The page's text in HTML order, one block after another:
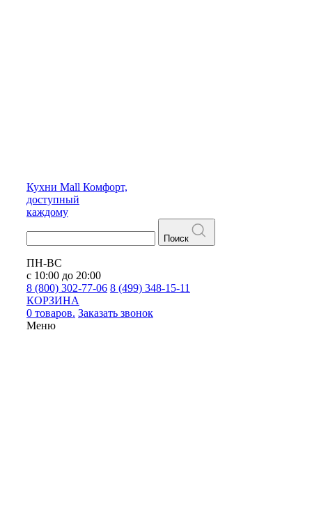
Кухни Mall Комфорт,
доступный
каждому
Поиск
ПН-ВС
с 10:00 до 20:00
8 (800) 302-77-06 8 (499) 348-15-11
КОРЗИНА
0 товаров. Заказать звонок
Меню